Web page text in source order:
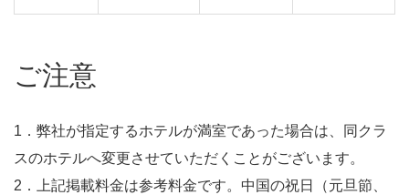
ご注意
1．弊社が指定するホテルが満室であった場合は、同クラ
スのホテルへ変更させていただくことがございます。
2．上記掲載料金は参考料金です。中国の祝日（元旦節、